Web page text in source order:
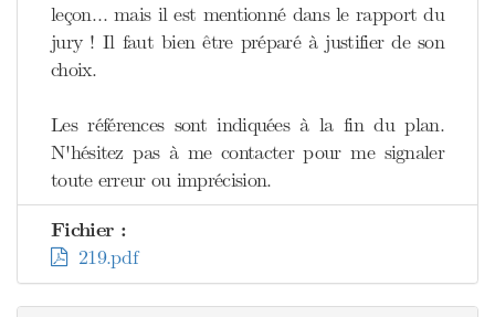
leçon… mais il est mentionné dans le rapport du
jury ! Il faut bien être préparé à justifier de son
choix.
Les références sont indiquées à la fin du plan.
N'hésitez pas à me contacter pour me signaler
toute erreur ou imprécision.
Fichier :
219.pdf